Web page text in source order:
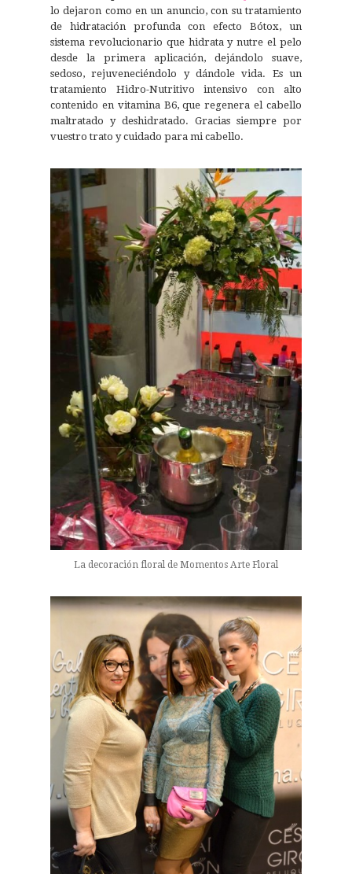
lo dejaron como en un anuncio, con su tratamiento
de hidratación profunda con efecto Bótox, un
sistema revolucionario que hidrata y nutre el pelo
desde la primera aplicación, dejándolo suave,
sedoso, rejuveneciéndolo y dándole vida. Es un
tratamiento Hidro-Nutritivo intensivo con alto
contenido en vitamina B6, que regenera el cabello
maltratado y deshidratado. Gracias siempre por
vuestro trato y cuidado para mi cabello.
La decoración floral de Momentos Arte Floral